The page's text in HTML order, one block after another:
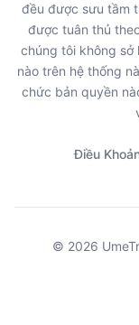
đều được sưu tầm
được tuân thủ
chúng tôi không sở
nào trên hệ thống
chức bản quyền
Điều
© 2026